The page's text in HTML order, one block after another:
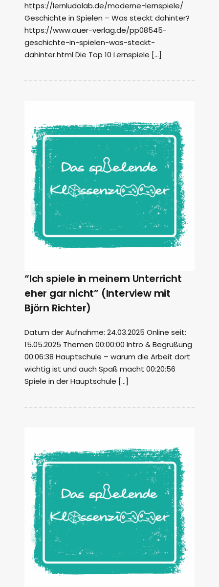
https://lernludolab.de/moderne-lernspiele/
Geschichte in Spielen – Was steckt dahinter?
https://www.auer-verlag.de/pp08545-
geschichte-in-spielen-was-steckt-
dahinter.html Die Top 10 Lernspiele […]
“Ich spiele in meinem Unterricht
eher gar nicht” (Interview mit
Björn Richter)
Datum der Aufnahme: 24.03.2025 Online seit:
15.05.2025 Themen 00:00:00 Intro & Begrüßung
00:06:38 Hauptschule – warum die Arbeit dort
wichtig ist und auch Spaß macht 00:20:56
Spiele in der Hauptschule […]